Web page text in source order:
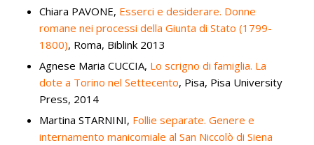
Chiara PAVONE, Esserci e desiderare. Donne
romane nei processi della Giunta di Stato (1799-
1800), Roma, Biblink 2013
Agnese Maria CUCCIA, Lo scrigno di famiglia. La
dote a Torino nel Settecento, Pisa, Pisa University
Press, 2014
Martina STARNINI, Follie separate. Genere e
internamento manicomiale al San Niccolò di Siena